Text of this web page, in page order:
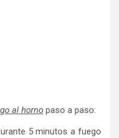
al horno paso a paso:
5 minutos a fuego